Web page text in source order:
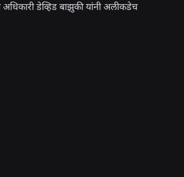
डेव्हिड बाझुकी यांनी अलीकडेच